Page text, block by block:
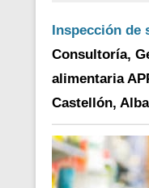
Inspección de
Consultoría,
alimentaria
Castellón,